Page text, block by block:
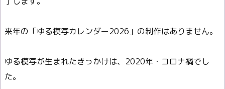
来年の「ゆる模写カレンダー2026」の制作はありません。
ゆる模写が生まれたきっかけは、2020年・コロナ禍でし
た。